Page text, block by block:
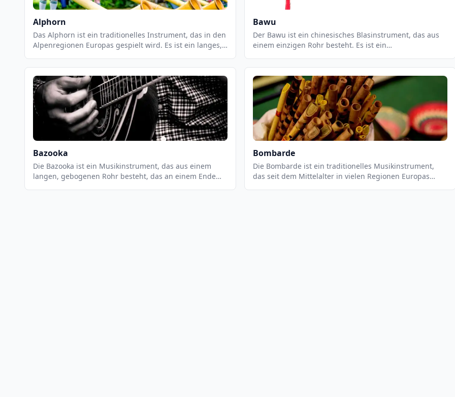
Alphorn
Das Alphorn ist ein traditionelles Instrument, das in den
Alpenregionen Europas gespielt wird. Es ist ein langes,
geschnitzt wird. Es hat eine Länge von bis zu 3 Metern
und einen Durchmesser von bis zu 30 cm. Das Alphorn
wird mit einem Blasebalg geblasen und erzeugt einen
tiefen, warmen Ton.
Bawu
Der Bawu ist ein chinesisches Blasinstrument, das aus
einem einzigen Rohr besteht. Es ist ein
warme und weiche Klangfarbe erzeugt. Der Bawu ist ein
sehr flexibles Instrument, das in einer Vielzahl von
Musikstilen eingesetzt werden kann, von traditioneller
chinesischer Musik bis hin zu Jazz und Pop. Es ist ein
sehr leicht zu spielendes Instrument, das eine breite
Palette an Klängen erzeugen kann.
Bazooka
Die Bazooka ist ein Musikinstrument, das aus einem
langen, gebogenen Rohr besteht, das an einem Ende
Bombarde
Die Bombarde ist ein traditionelles Musikinstrument,
das seit dem Mittelalter in vielen Regionen Europas